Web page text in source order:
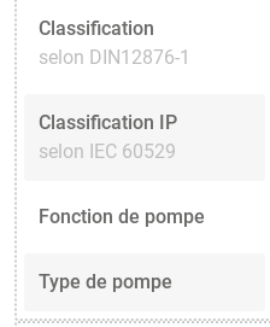
Classification
selon DIN12876-1
Classification IP
selon IEC 60529
Fonction de pompe
Type de pompe